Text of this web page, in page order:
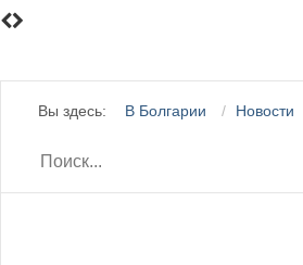
Вы здесь: В Болгарии Новости